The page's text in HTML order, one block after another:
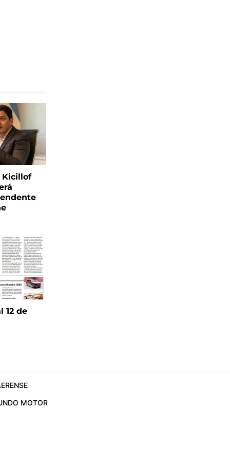
Kicillof
12 de
MOTOR